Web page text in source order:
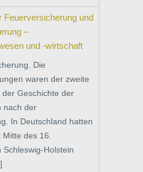
Feuerversicherung und
–
und -wirtschaft
Die
waren der zweite
Geschichte der
nach der
In Deutschland hatten
des 16.
Holstein